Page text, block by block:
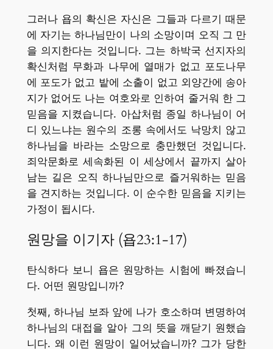
그러나 욥의 확신은 자신은 그들과 다르기 때문
에 자기는 하나님만이 나의 소망이며 오직 그 만
을 의지한다는 것입니다. 그는 하박국 선지자의
확신처럼 무화과 나무에 열매가 없고 포도나무
에 포도가 없고 밭에 소출이 없고 외양간에 송아
지가 없어도 나는 여호와로 인하여 줄거워 한 그
믿음을 지켰습니다. 아삽처럼 종일 하나님이 어
디 있느냐는 원수의 조롱 속에서도 낙망치 않고
하나님을 바라는 소망으로 충만했던 것입니다.
죄악문화로 세속화된 이 세상에서 끝까지 살아
남는 길은 오직 하나님만으로 즐거워하는 믿음
을 견지하는 것입니다. 이 순수한 믿음을 지키는
가정이 됩시다.
원망을 이기자 (욥23:1-17)
탄식하다 보니 욥은 원망하는 시험에 빠졌습니
다. 어떤 원망입니까?
첫째, 하나님 보좌 앞에 나가 호소하며 변명하여
하나님의 대접을 알아 그의 뜻을 깨닫기 원했습
니다. 왜 이런 원망이 일어났습니까? 그가 당한